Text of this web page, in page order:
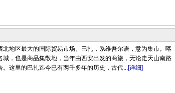
北地区最大的国际贸易市场。巴扎，系维吾尔语，意为集市。喀
城，也是商品集散地，当年由西安出发的商旅，无论走天山南路
这里的巴扎迄今已有两千多年的历史，古代...[详细]